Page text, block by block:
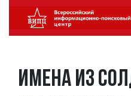
Имена из